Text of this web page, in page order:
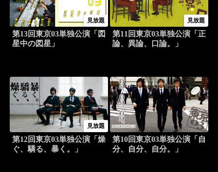
見放題
第13回東京03単独公演「図
星中の図星」
見放題
第11回東京03単独公演「正
論、異論、口論。」
見放題
第12回東京03単独公演「燥
ぐ、驕る、暴く。」
第10回東京03単独公演「自
分、自分、自分。」